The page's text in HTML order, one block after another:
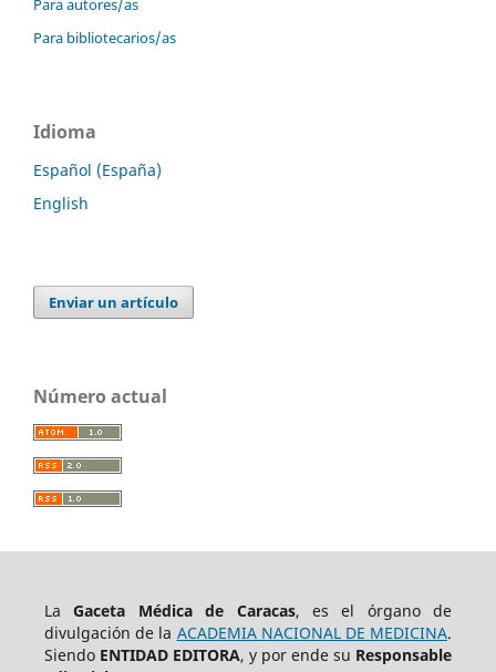
Para autores/as
Para bibliotecarios/as
Idioma
Español (España)
English
Enviar un artículo
Número actual
LaGaceta Médica de Caracas, es el órgano de
divulgación de la ACADEMIA NACIONAL DE MEDICINA.
Siendo ENTIDAD EDITORA, y por ende su Responsable